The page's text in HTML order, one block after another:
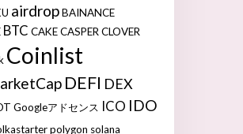
airdrop BAINANCE
BTC CAKE CASPER CLOVER
Coinlist
DEFI DEX
Googleアドセンス ICO IDO
polygon solana